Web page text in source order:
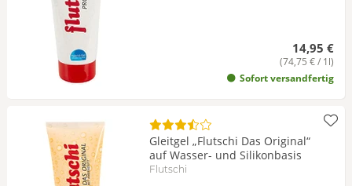
14,95 €
(74,75 € / 1l)
Sofort versandfertig
Gleitgel „Flutschi Das Original“
auf Wasser- und Silikonbasis
Flutschi